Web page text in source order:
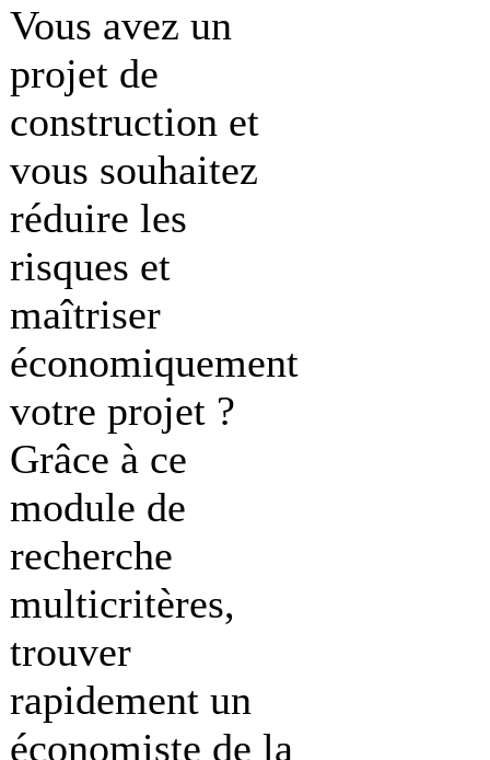
Vous avez un
projet de
construction et
vous souhaitez
réduire les
risques et
maîtriser
économiquement
votre projet ?
Grâce à ce
module de
recherche
multicritères,
trouver
rapidement un
économiste de la